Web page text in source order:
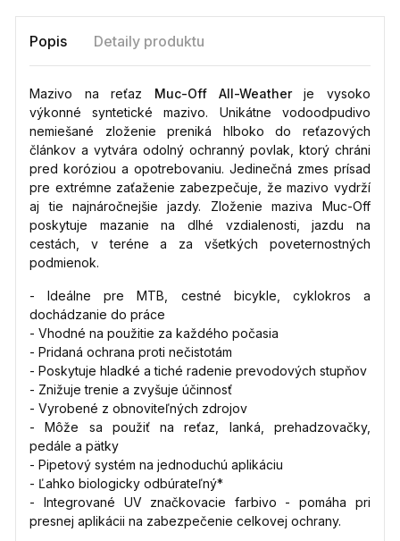
Popis Detaily produktu
Mazivo na reťaz Muc-Off All-Weatherje vysoko
výkonné syntetické mazivo. Unikátne vodoodpudivo
nemiešané zloženie preniká hlboko do reťazových
článkov a vytvára odolný ochranný povlak, ktorý chráni
pred koróziou a opotrebovaniu. Jedinečná zmes prísad
pre extrémne zaťaženie zabezpečuje, že mazivo vydrží
aj tie najnáročnejšie jazdy. Zloženie maziva Muc-Off
poskytuje mazanie na dlhé vzdialenosti, jazdu na
cestách, v teréne a za všetkých poveternostných
podmienok.
- Ideálne pre MTB, cestné bicykle, cyklokros a
dochádzanie do práce
- Vhodné na použitie za každého počasia
- Pridaná ochrana proti nečistotám
- Poskytuje hladké a tiché radenie prevodových stupňov
- Znižuje trenie a zvyšuje účinnosť
- Vyrobené z obnoviteľných zdrojov
- Môže sa použiť na reťaz, lanká, prehadzovačky,
pedále a pätky
- Pipetový systém na jednoduchú aplikáciu
- Ľahko biologicky odbúrateľný*
- Integrované UV značkovacie farbivo - pomáha pri
presnej aplikácii na zabezpečenie celkovej ochrany.